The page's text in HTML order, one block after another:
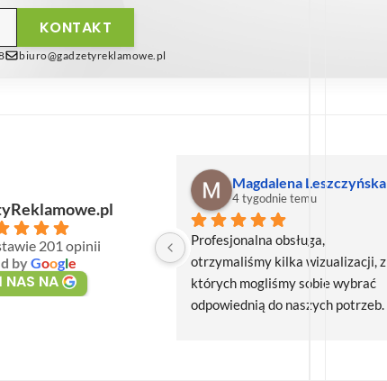
KONTAKT
biuro@gadzetyreklamowe.pl
201 opinii
byGoogle
NAS NA
Magdalena Leszczyńska
4 tygodnie temu
Profesjonalna obsługa,
otrzymaliśmy kilka wizualizacji, z
których mogliśmy sobie wybrać
odpowiednią do naszych potrzeb.